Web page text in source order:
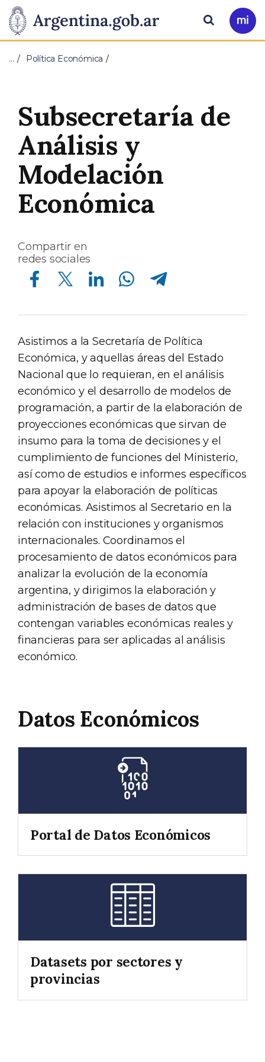
Presidencia
de
Nación
Pasar al contenido principal
Ir
a
Buscar
… Política Económica
Subsecretaría de
Análisis y
Modelación
Económica
Compartir en
redes sociales
Compartir en Facebook Compartir en Twitter Compartir en Linkedin Compartir en Whatsapp Compartir en Telegram
Asistimos a la Secretaría de Política
Económica, y aquellas áreas del Estado
Nacional que lo requieran, en el análisis
económico y el desarrollo de modelos de
programación, a partir de la elaboración de
proyecciones económicas que sirvan de
insumo para la toma de decisiones y el
cumplimiento de funciones del Ministerio,
así como de estudios e informes específicos
para apoyar la elaboración de políticas
económicas. Asistimos al Secretario en la
relación con instituciones y organismos
internacionales. Coordinamos el
procesamiento de datos económicos para
analizar la evolución de la economía
argentina, y dirigimos la elaboración y
administración de bases de datos que
contengan variables económicas reales y
financieras para ser aplicadas al análisis
económico.
Datos Económicos
Portal de Datos Económicos
Datasets por sectores y
provincias